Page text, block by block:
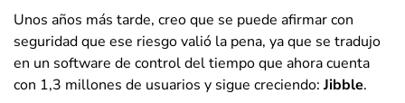
Unos años más tarde, creo que se puede afirmar con
seguridad que ese riesgo valió la pena, ya que se tradujo
en un software de control del tiempo que ahora cuenta
con 1,3 millones de usuarios y sigue creciendo: Jibble.